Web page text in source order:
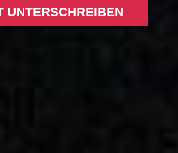
UNTERSCHREIBEN